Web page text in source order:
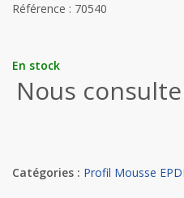
Référence : 70540
En stock
Nous
Catégories : Profil Mousse